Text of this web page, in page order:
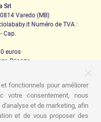
Srl
Varedo (MB)
Numéro de TVA :
Cap.
euros
Brianza
Repas
Berceuse
fonctionnels pour améliorer
votre consentement, nous
et de marketing, afin
et de vous proposer des